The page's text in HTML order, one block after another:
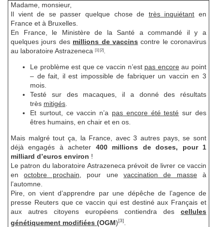
Madame, monsieur,
Il vient de se passer quelque chose de très inquiétant en
France et à Bruxelles.
En France, le Ministère de la Santé a commandé il y a
quelques jours des millions de vaccins contre le coronavirus
au laboratoire Astrazeneca [1] [2].
Le problème est que ce vaccin n’est pas encoreau point
– de fait, il est impossible de fabriquer un vaccin en 3
mois.
Testé sur des macaques, il a donné des résultats
très mitigés.
Et surtout, ce vaccin n’a pas encore été testé sur des
êtres humains, en chair et en os.
Mais malgré tout ça, la France, avec 3 autres pays, se sont
déjà engagés à acheter 400 millions de doses, pour 1
milliard d’euros environ !
Le patron du laboratoire Astrazeneca prévoit de livrer ce vaccin
enoctobre prochain, pour une vaccination de masseà
l’automne.
Pire, on vient d’apprendre par une dépêche de l’agence de
presse Reuters que ce vaccin qui est destiné aux Français et
aux autres citoyens européens contiendra des cellules
génétiquement modifiées (OGM)[3]